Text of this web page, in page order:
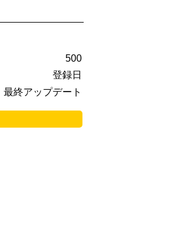
500
登録日
最終アップデート